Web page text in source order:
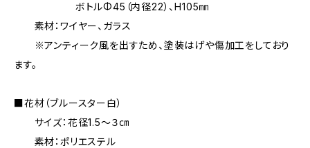
ボトルΦ45（内径22）、H105㎜
素材：ワイヤー、ガラス
※アンティーク風を出すため、塗装はげや傷加工をしており
ます。
■花材（ブルースター白）
サイズ：花径1.5～３㎝
素材：ポリエステル